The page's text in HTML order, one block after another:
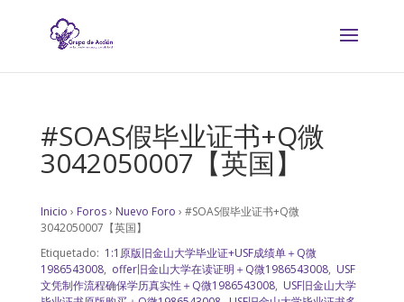
#SOAS假毕业证书+Q微
3042050007【英国】
Inicio › Foros› Nuevo Foro › #SOAS假毕业证书+Q微
3042050007【英国】
Etiquetado: 1:1原版旧金山大学毕业证+USF成绩单＋Q微
1986543008, offer旧金山大学在读证明＋Q微1986543008, USF
文凭制作流程确保学历真实性＋Q微1986543008, USF旧金山大学